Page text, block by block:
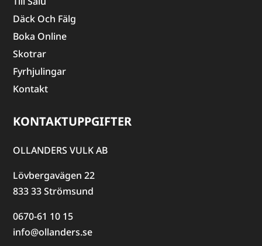
Däck Och Fälg
Boka Online
Skotrar
Fyrhjulingar
Kontakt
KONTAKTUPPGIFTER
OLLANDERS VULK AB
Lövbergavägen 22
833 33 Strömsund
0670-61 10 15
info@ollanders.se